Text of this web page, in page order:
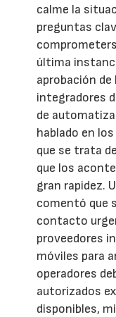
calme la
preguntas
última
aprobación de
integradores
de
hablado en
que se trata
que los
gran rapidez.
comentó que
contacto
proveedores
móviles para
operadores
autorizados
disponibles,